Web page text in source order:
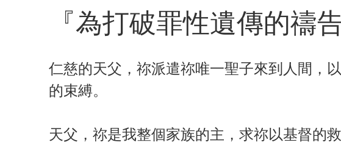
on『為打破罪性遺傳的禱告
仁慈的天父，祢派遣祢唯一聖子來到人間，
的束縛。
天父，祢是我整個家族的主，求祢以基督的